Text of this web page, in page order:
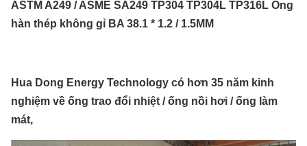
ASTM A249 / ASME SA249 TP304 TP304L TP316L Ống
hàn thép không gỉ BA 38.1 * 1.2 / 1.5MM
Hua Dong Energy Technology có hơn 35 năm kinh
nghiệm về ống trao đổi nhiệt / ống nồi hơi / ống làm
mát,